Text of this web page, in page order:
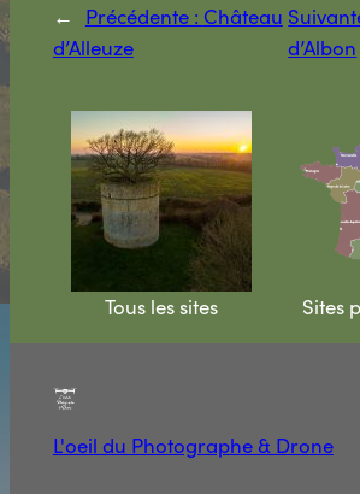
← Précédente : Château
d’Alleuze
d’Albon
Tous les sites Sites
L'oeil du Photographe & Drone